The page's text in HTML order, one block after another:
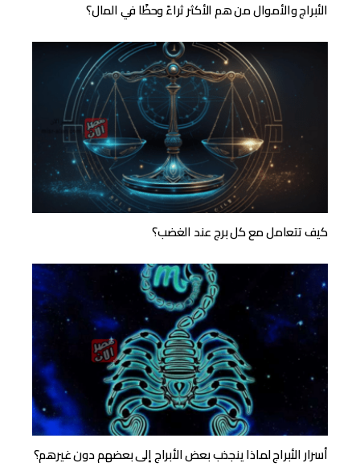
الأبراج والأموال من هم الأكثر ثراءً وحظًا في المال؟
كيف تتعامل مع كل برج عند الغضب؟
أسرار الأبراج لماذا ينجذب بعض الأبراج إلى بعضهم دون غيرهم؟